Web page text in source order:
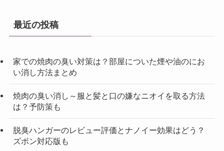
最近の投稿
家での焼肉の臭い対策は？部屋についた煙や油のにお
い消し方法まとめ
焼肉の臭い消し～服と髪と口の嫌なニオイを取る方法
は？予防策も
脱臭ハンガーのレビュー評価とナノイー効果はどう？
ズボン対応版も